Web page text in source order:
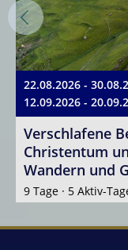
22.08.2026 -
12.09.2026 -
Verschlafene
Christentum
Wandern und
9 Tage · 5 Aktiv-